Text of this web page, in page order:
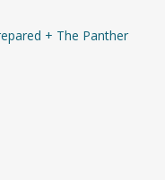
+ The Panther